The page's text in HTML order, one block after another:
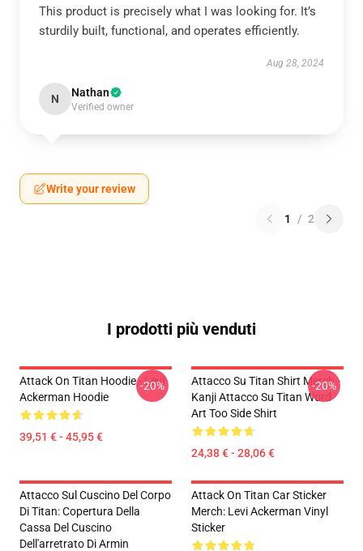
This product is precisely what I was looking for. It’s
sturdily built, functional, and operates efficiently.
Aug 28, 2024
N Nathan
Verified owner
Write your review
1 / 2
I prodotti più venduti
Attack On Titan Hoodie - Levi
Ackerman Hoodie
39,51 € - 45,95 €
-20%
Attacco Su Titan Shirt Merch -
Kanji Attacco Su Titan Word
Art Too Side Shirt
24,38 € - 28,06 €
-20%
Attacco Sul Cuscino Del Corpo
Di Titan: Copertura Della
Cassa Del Cuscino
Dell'arretrato Di Armin
Attack On Titan Car Sticker
Merch: Levi Ackerman Vinyl
Sticker